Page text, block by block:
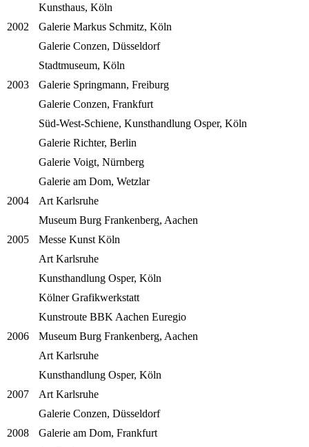
Kunsthaus, Köln
2002
Galerie Markus Schmitz, Köln
Galerie Conzen, Düsseldorf
Stadtmuseum, Köln
2003
Galerie Springmann, Freiburg
Galerie Conzen, Frankfurt
Süd-West-Schiene, Kunsthandlung Osper, Köln
Galerie Richter, Berlin
Galerie Voigt, Nürnberg
Galerie am Dom, Wetzlar
2004
Art Karlsruhe
Museum Burg Frankenberg, Aachen
2005
Messe Kunst Köln
Art Karlsruhe
Kunsthandlung Osper, Köln
Kölner Grafikwerkstatt
Kunstroute BBK Aachen Euregio
2006
Museum Burg Frankenberg, Aachen
Art Karlsruhe
Kunsthandlung Osper, Köln
2007
Art Karlsruhe
Galerie Conzen, Düsseldorf
2008
Galerie am Dom, Frankfurt